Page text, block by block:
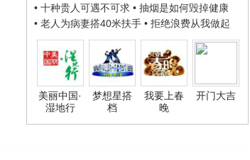
• 十种贵人可遇不可求 • 抽烟是如何毁掉健康
• 老人为病妻搭40米扶手 • 拒绝浪费从我做起
美丽中国·
湿地行
梦想星搭
档
我要上春
晚
开门大吉